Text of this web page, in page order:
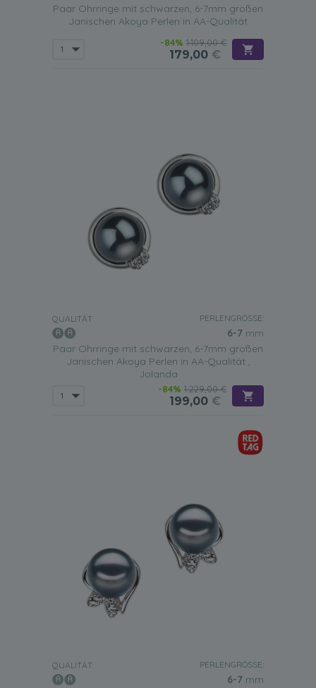
Paar Ohrringe mit schwarzen, 6-7mm großen
Janischen Akoya Perlen in AA-Qualität
-84% 1.109,00 €
179,00 €
QUALITÄT: PERLENGRÖSSE:
6-7 mm
Paar Ohrringe mit schwarzen, 6-7mm großen
Janischen Akoya Perlen in AA-Qualität ,
Jolanda
-84% 1.229,00 €
199,00 €
QUALITÄT: PERLENGRÖSSE:
6-7 mm